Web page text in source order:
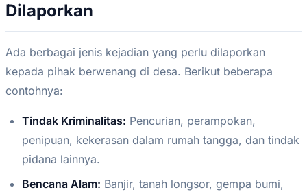
Dilaporkan
Ada berbagai jenis kejadian yang perlu dilaporkan
kepada pihak berwenang di desa. Berikut beberapa
contohnya:
Tindak Kriminalitas: Pencurian, perampokan,
penipuan, kekerasan dalam rumah tangga, dan tindak
pidana lainnya.
Bencana Alam: Banjir, tanah longsor, gempa bumi,